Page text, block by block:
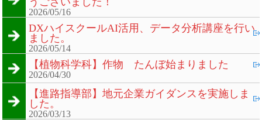
2026/05/16
DXハイスクールAI活用、データ分析講座を行い
ました。
2026/05/14
【植物科学科】作物 たんぼ始まりました
2026/04/30
【進路指導部】地元企業ガイダンスを実施しま
した。
2026/03/13